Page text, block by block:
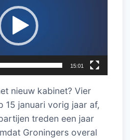
15:01
nieuw kabinet? Vier
15 januari vorig jaar af,
treden een jaar
Groningers overal